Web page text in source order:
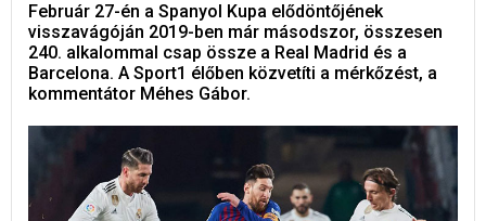
Február 27-én a Spanyol Kupa elődöntőjének
visszavágóján 2019-ben már másodszor, összesen
240. alkalommal csap össze a Real Madrid és a
Barcelona. A Sport1 élőben közvetíti a mérkőzést, a
kommentátor Méhes Gábor.